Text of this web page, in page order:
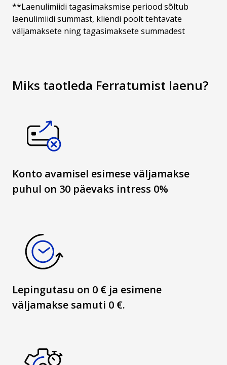
**Laenulimiidi tagasimaksmise periood sõltub
laenulimiidi summast, kliendi poolt tehtavate
väljamaksete ning tagasimaksete summadest
Miks taotleda Ferratumist laenu?
Konto avamisel esimese väljamakse
puhul on 30 päevaks intress 0%
Lepingutasu on 0 € ja esimene
väljamakse samuti 0 €.